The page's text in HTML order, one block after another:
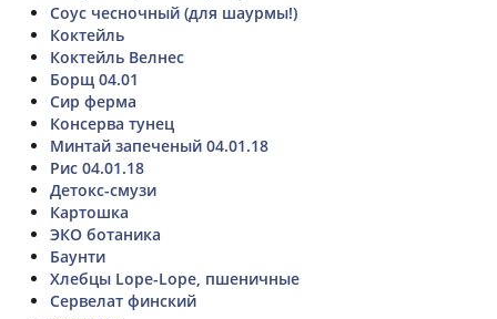
Соус чесночный (для шаурмы!)
Коктейль
Коктейль Велнес
Борщ 04.01
Сир ферма
Консерва тунец
Минтай запеченый 04.01.18
Рис 04.01.18
Детокс-смузи
Картошка
ЭКО ботаника
Баунти
Хлебцы Lope-Lope, пшеничные
Сервелат финский